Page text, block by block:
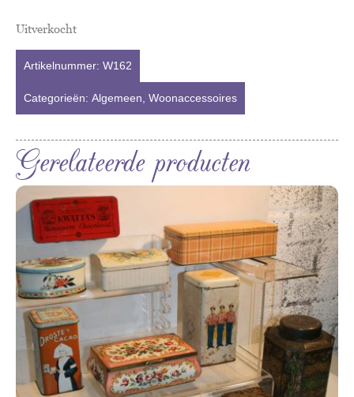
Uitverkocht
Artikelnummer: W162
Categorieën: Algemeen Woonaccessoires
Gerelateerde producten